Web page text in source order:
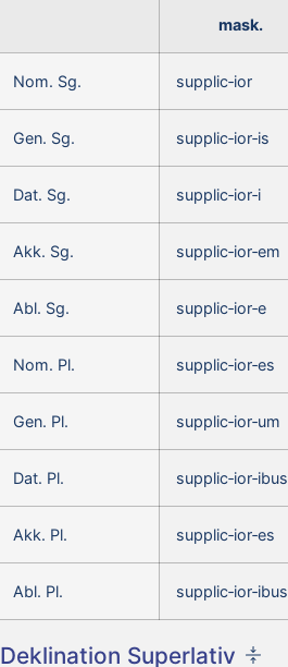
mask.
Nom. Sg. supplic‑ior
Gen. Sg. supplic‑ior‑is
Dat. Sg. supplic‑ior‑i
Akk. Sg. supplic‑ior‑em
Abl. Sg. supplic‑ior‑e
Nom. Pl. supplic‑ior‑es
Gen. Pl. supplic‑ior‑um
Dat. Pl. supplic‑ior‑ibus
Akk. Pl. supplic‑ior‑es
Abl. Pl. supplic‑ior‑ibus
Deklination Superlativ